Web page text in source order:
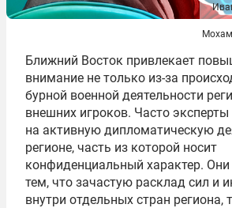
Ближний Восток привлекает
внимание не только из-за
бурной военной деятельности
внешних игроков. Часто
на активную дипломатическую
регионе, часть из которой носит
конфиденциальный характер.
тем, что зачастую расклад сил и
внутри отдельных стран региона,